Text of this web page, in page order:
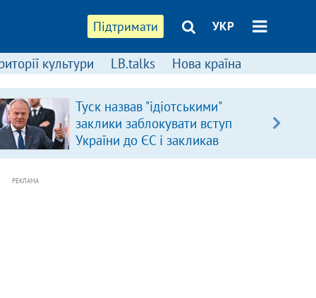
Підтримати УКР
культури LB.talks Нова країна
Туск назвав "ідіотськими"
заклики заблокувати вступ
України до ЄС і закликав
припинити антиукраїнську
РЕКЛАМА